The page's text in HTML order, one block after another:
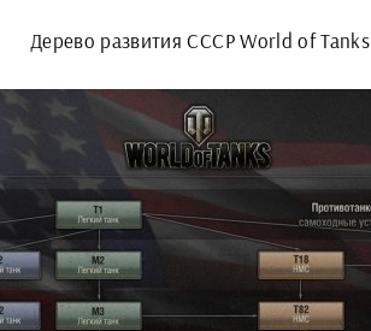
Дерево развития СССР World of Tanks